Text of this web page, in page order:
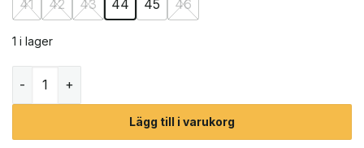
41
42 43 44 45 46
1 i lager
Lägg till i varukorg